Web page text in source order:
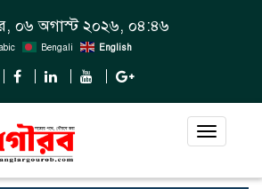
০৬ অগাস্ট ২০২৬, ০৪:৪৬
Bengali English
Toggle